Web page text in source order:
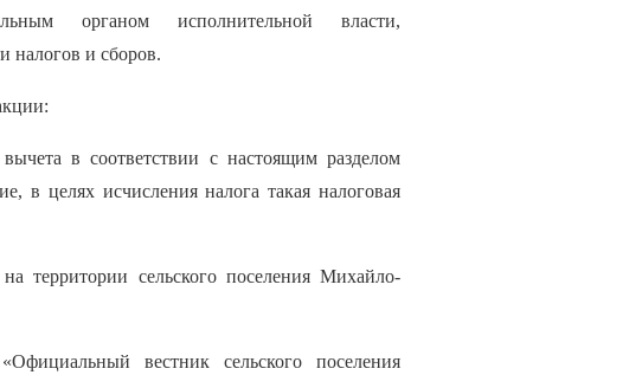
органом исполнительной власти,
налогов и сборов.
в соответствии с настоящим разделом
в целях исчисления налога такая налоговая
территории сельского поселения Михайло-
вестник сельского поселения